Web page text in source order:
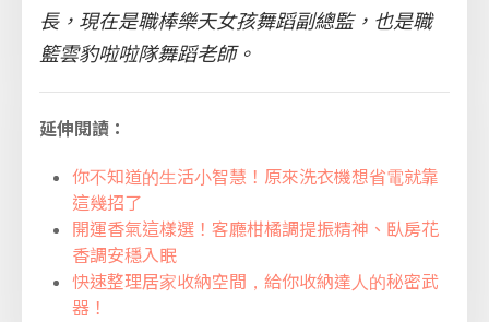
長，現在是職棒樂天女孩舞蹈副總監，也是職
籃雲豹啦啦隊舞蹈老師。
延伸閱讀：
你不知道的生活小智慧！原來洗衣機想省電就靠
這幾招了
開運香氣這樣選！客廳柑橘調提振精神、臥房花
香調安穩入眠
快速整理居家收納空間，給你收納達人的秘密武
器！